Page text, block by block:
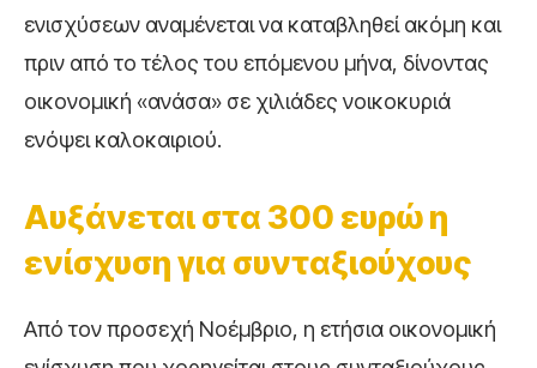
ενισχύσεων αναμένεται να καταβληθεί ακόμη και
πριν από το τέλος του επόμενου μήνα, δίνοντας
οικονομική «ανάσα» σε χιλιάδες νοικοκυριά
ενόψει καλοκαιριού.
Αυξάνεται στα 300 ευρώ η
ενίσχυση για συνταξιούχους
Από τον προσεχή Νοέμβριο, η ετήσια οικονομική